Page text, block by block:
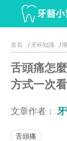
首頁 牙科知識
舌頭痛怎
方式一次看
文章作者：
舌頭痛